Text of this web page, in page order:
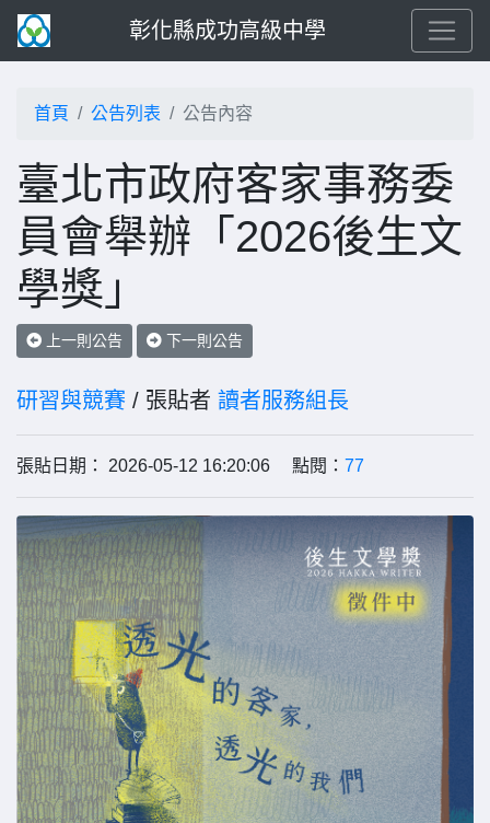
彰化縣成功高級中學
首頁 公告列表 公告內容
臺北市政府客家事務委
員會舉辦「2026後生文
學獎」
上一則公告 下一則公告
研習與競賽 / 張貼者 讀者服務組長
張貼日期： 2026-05-12 16:20:06 點閱： 77